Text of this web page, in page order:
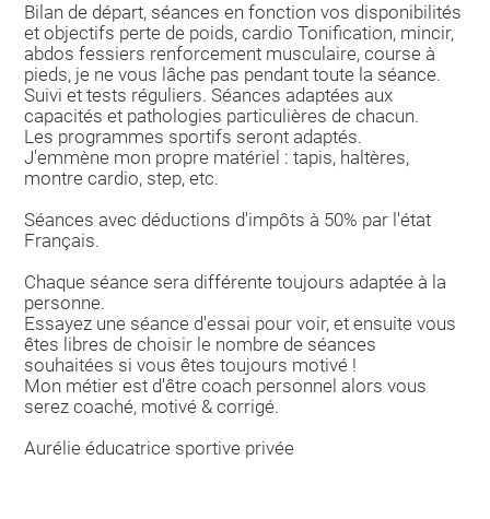
Bilan de départ, séances en fonction vos disponibilités
et objectifs perte de poids, cardio Tonification, mincir,
abdos fessiers renforcement musculaire, course à
pieds, je ne vous lâche pas pendant toute la séance.
Suivi et tests réguliers. Séances adaptées aux
capacités et pathologies particulières de chacun.
Les programmes sportifs seront adaptés.
J'emmène mon propre matériel : tapis, haltères,
montre cardio, step, etc.
Séances avec déductions d'impôts à 50% par l'état
Français.
Chaque séance sera différente toujours adaptée à la
personne.
Essayez une séance d'essai pour voir, et ensuite vous
êtes libres de choisir le nombre de séances
souhaitées si vous êtes toujours motivé !
Mon métier est d'être coach personnel alors vous
serez coaché, motivé & corrigé.
Aurélie éducatrice sportive privée